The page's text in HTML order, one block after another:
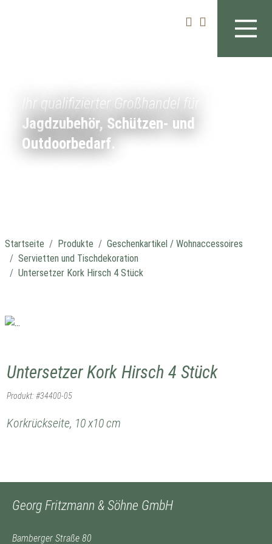
Ihr qualifizierter Großhandel für
Jagdzubehör, Schützen- und
Outdoorbedarf.
Startseite Produkte
Geschenkartikel / Wohnaccessoires
Servietten und Tischdekoration
Untersetzer Kork Hirsch 4 Stück
Untersetzer Kork Hirsch 4 Stück
Produkt: #34400-05
Korkrückseite, 10 x10 cm
Georg Fritzmann & Söhne GmbH
Bamberger Straße 80